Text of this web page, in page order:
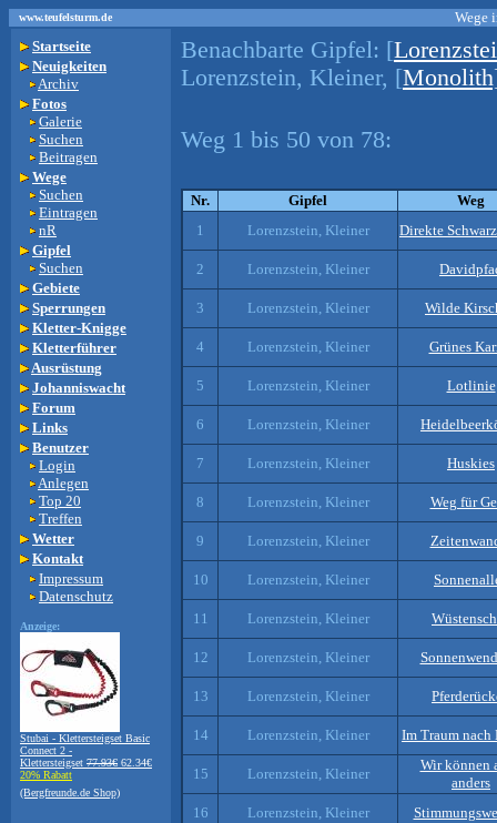
www.teufelsturm.de
Wege
Startseite
Neuigkeiten
Archiv
Fotos
Galerie
Suchen
Beitragen
Wege
Suchen
Eintragen
nR
Gipfel
Suchen
Gebiete
Sperrungen
Kletter-Knigge
Kletterführer
Ausrüstung
Johanniswacht
Forum
Links
Benutzer
Login
Anlegen
Top 20
Treffen
Wetter
Kontakt
Impressum
Datenschutz
Anzeige:
Stubai - Klettersteigset Basic
Connect 2 -
Klettersteigset 77.93€ 62.34€
20% Rabatt
(Bergfreunde.de Shop)
Benachbarte Gipfel: [
Lorenzstein, Kleiner, [
Weg 1 bis 50 von 78:
Nr. Gipfel
Weg
1
Lorenzstein, Kleiner Direkte
2 Lorenzstein, Kleiner
3 Lorenzstein, Kleiner Wilde
4 Lorenzstein, Kleiner Grünes
5 Lorenzstein, Kleiner Lotlinie
6 Lorenzstein, Kleiner
7 Lorenzstein, Kleiner Huskies
8 Lorenzstein, Kleiner Weg für
9 Lorenzstein, Kleiner
10 Lorenzstein, Kleiner
11 Lorenzstein, Kleiner
12 Lorenzstein, Kleiner
13 Lorenzstein, Kleiner
14 Lorenzstein, Kleiner Im Traum nach
15 Lorenzstein, Kleiner
Wir können
anders
16
Lorenzstein, Kleiner